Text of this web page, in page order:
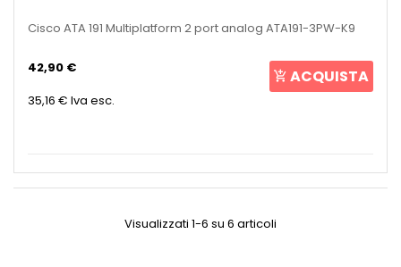
Cisco ATA 191 Multiplatform 2 port analog ATA191-3PW-K9
42,90 €
35,16 € Iva esc.
ACQUISTA
Visualizzati 1-6 su 6 articoli